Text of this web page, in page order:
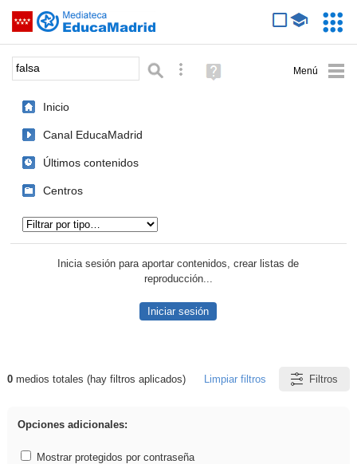
Saltar navegación
Palabra o frase: Búsqueda avanzada
Ayuda
(en
Inicio
Canal EducaMadrid
Últimos contenidos
Centros
Inicia sesión para aportar contenidos, crear listas de
reproducción...
Iniciar sesión
Resultados de: falsa
0medios totales (hay filtros aplicados) Limpiar filtros Filtros
Opciones adicionales:
Mostrar protegidos por contraseña